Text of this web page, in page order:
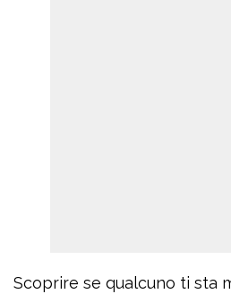
Scoprire se qualcuno ti sta